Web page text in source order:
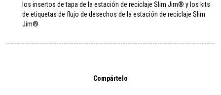
los insertos de tapa de la estación de reciclaje Slim Jim® y los kits
de etiquetas de flujo de desechos de la estación de reciclaje Slim
Jim®
Compártelo